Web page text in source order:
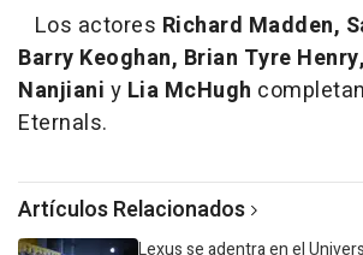
Los actores Richard Madden,
Barry Keoghan, Brian Tyre
Nanjiani y Lia McHugh
Eternals.
Artículos Relacionados
Lexus se adentra en el